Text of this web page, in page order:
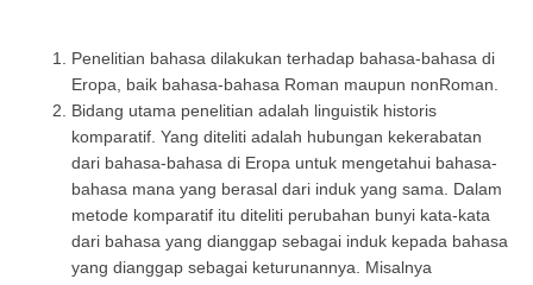
Penelitian bahasa dilakukan terhadap bahasa-bahasa di
Eropa, baik bahasa-bahasa Roman maupun nonRoman.
Bidang utama penelitian adalah linguistik historis
komparatif. Yang diteliti adalah hubungan kekerabatan
dari bahasa-bahasa di Eropa untuk mengetahui bahasa-
bahasa mana yang berasal dari induk yang sama. Dalam
metode komparatif itu diteliti perubahan bunyi kata-kata
dari bahasa yang dianggap sebagai induk kepada bahasa
yang dianggap sebagai keturunannya. Misalnya